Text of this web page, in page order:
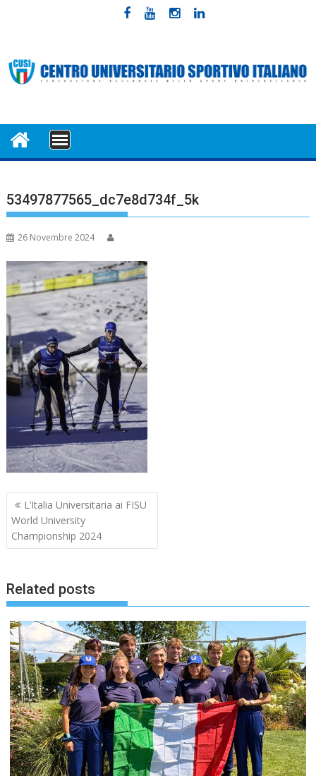
MENU
53497877565_dc7e8d734f_5k
26 Novembre 2024
Navigazione
articoli
L’Italia Universitaria ai FISU
World University
Championship 2024
Related posts